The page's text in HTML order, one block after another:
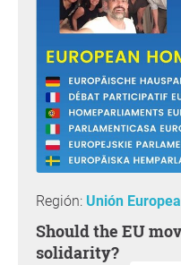
Región: Unión Europea
Should the EU move towards more mutual
solidarity?